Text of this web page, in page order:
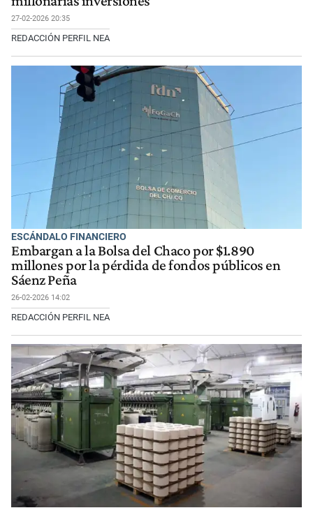
27-02-2026 20:35
REDACCIÓN PERFIL NEA
ESCÁNDALO FINANCIERO
Embargan a la Bolsa del Chaco por $1.890
millones por la pérdida de fondos públicos en
Sáenz Peña
26-02-2026 14:02
REDACCIÓN PERFIL NEA